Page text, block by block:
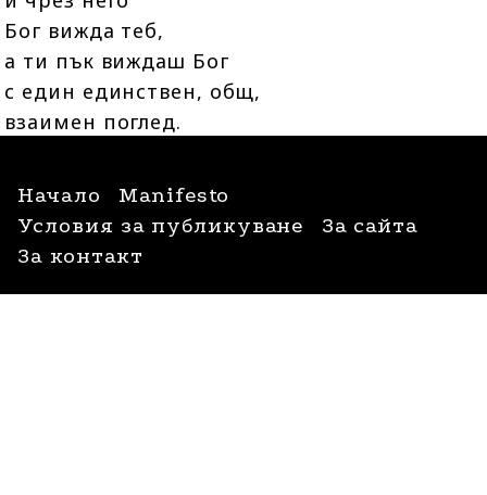
Бог вижда теб,
а ти пък виждаш Бог
с един единствен, общ,
взаимен поглед.
Всички права запазени © 2009-2026
Начало
Manifesto
Условия за публикуване
За сайта
За контакт